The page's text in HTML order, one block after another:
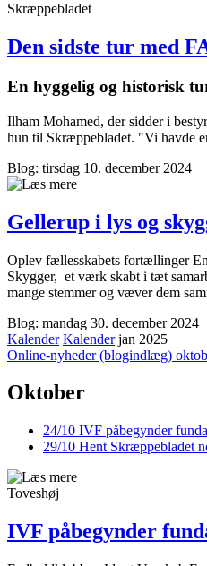
Skræppebladet
Den sidste tur med
En hyggelig og historisk
Ilham Mohamed, der sidder i
hun til Skræppebladet. "Vi havde
Blog: tirsdag 10. december 2024
Gellerup i lys og
Oplev fællesskabets fortællinger
Skygger, et værk skabt i tæt
mange stemmer og væver dem
Blog: mandag 30. december 2024
Kalender Kalenderjan 2025
Online-nyheder (blogindlæg)
Oktober
24/10 IVF påbegynder
29/10 Hent Skræppe­bladet
Toveshøj
IVF påbegynder